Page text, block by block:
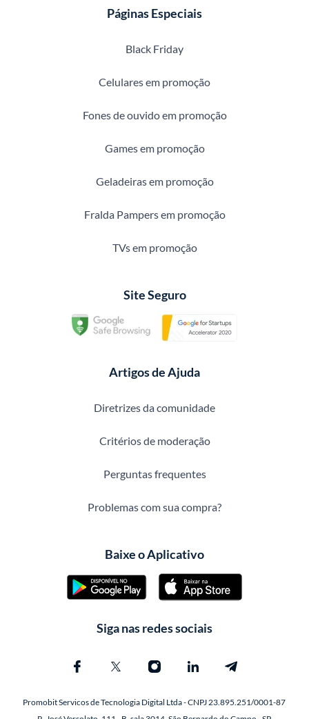
Páginas Especiais
Black Friday
Celulares em promoção
Fones de ouvido em promoção
Games em promoção
Geladeiras em promoção
Fralda Pampers em promoção
TVs em promoção
Site Seguro
Artigos de Ajuda
Diretrizes da comunidade
Critérios de moderação
Perguntas frequentes
Problemas com sua compra?
Baixe o Aplicativo
Siga nas redes sociais
Promobit Servicos de Tecnologia Digital Ltda - CNPJ 23.895.251/0001-87